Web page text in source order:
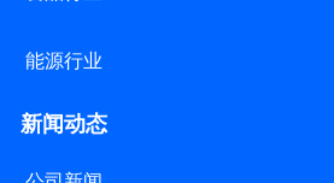
能源行业
新闻动态